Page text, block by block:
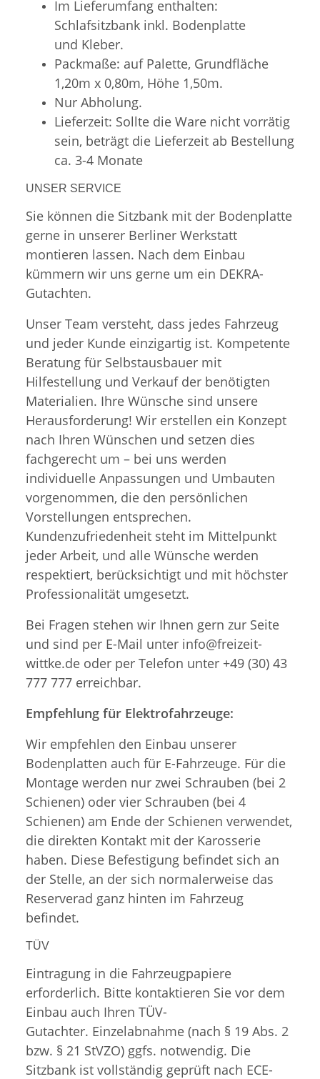
Im Lieferumfang enthalten:
Schlafsitzbank inkl. Bodenplatte
und Kleber.
Packmaße: auf Palette, Grundfläche
1,20m x 0,80m, Höhe 1,50m.
Nur Abholung.
Lieferzeit: Sollte die Ware nicht vorrätig
sein, beträgt die Lieferzeit ab Bestellung
ca. 3-4 Monate
UNSER SERVICE
Sie können die Sitzbank mit der Bodenplatte
gerne in unserer Berliner Werkstatt
montieren lassen. Nach dem Einbau
kümmern wir uns gerne um ein DEKRA-
Gutachten.
Unser Team versteht, dass jedes Fahrzeug
und jeder Kunde einzigartig ist. Kompetente
Beratung für Selbstausbauer mit
Hilfestellung und Verkauf der benötigten
Materialien. Ihre Wünsche sind unsere
Herausforderung! Wir erstellen ein Konzept
nach Ihren Wünschen und setzen dies
fachgerecht um – bei uns werden
individuelle Anpassungen und Umbauten
vorgenommen, die den persönlichen
Vorstellungen entsprechen.
Kundenzufriedenheit steht im Mittelpunkt
jeder Arbeit, und alle Wünsche werden
respektiert, berücksichtigt und mit höchster
Professionalität umgesetzt.
Bei Fragen stehen wir Ihnen gern zur Seite
und sind per E-Mail unter info@freizeit-
wittke.de oder per Telefon unter +49 (30) 43
777 777 erreichbar.
Empfehlung für Elektrofahrzeuge:
Wir empfehlen den Einbau unserer
Bodenplatten auch für E-Fahrzeuge. Für die
Montage werden nur zwei Schrauben (bei 2
Schienen) oder vier Schrauben (bei 4
Schienen) am Ende der Schienen verwendet,
die direkten Kontakt mit der Karosserie
haben. Diese Befestigung befindet sich an
der Stelle, an der sich normalerweise das
Reserverad ganz hinten im Fahrzeug
befindet.
TÜV
Eintragung in die Fahrzeugpapiere
erforderlich. Bitte kontaktieren Sie vor dem
Einbau auch Ihren TÜV-
Gutachter. Einzelabnahme (nach § 19 Abs. 2
bzw. § 21 StVZO) ggfs. notwendig. Die
Sitzbank ist vollständig geprüft nach ECE-